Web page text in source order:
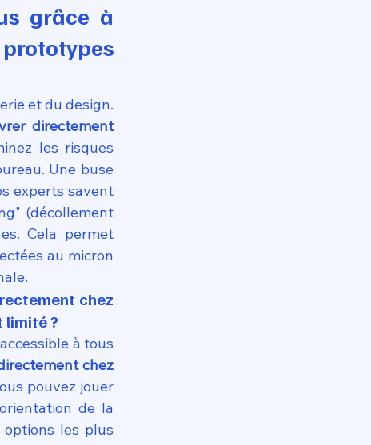
grâce à
et du design.
directement
les risques
Une buse
experts savent
(décollement
Cela permet
au micron
chez
limité ?
à tous
chez
pouvez jouer
de la
les plus